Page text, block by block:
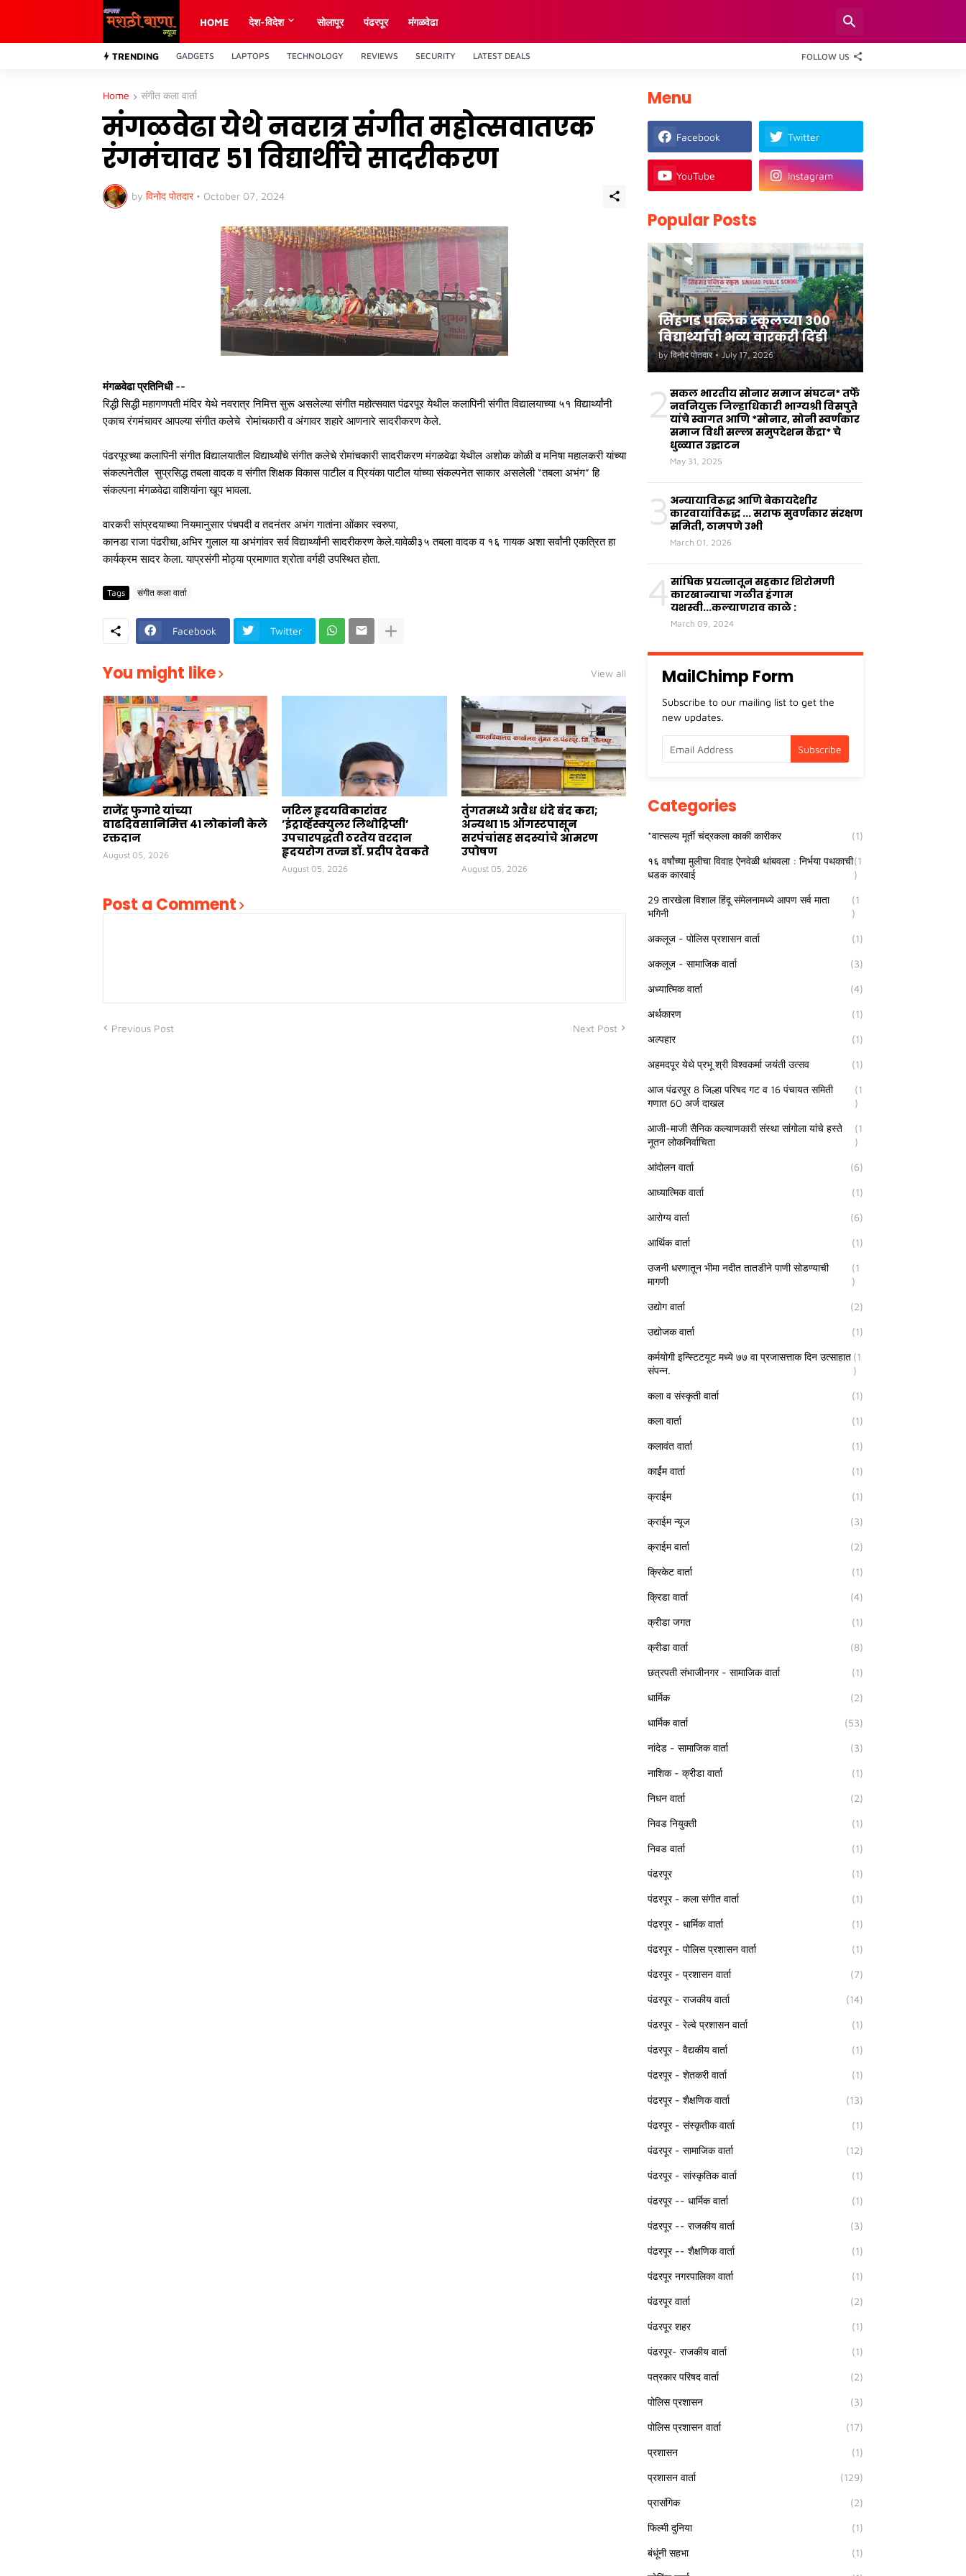
HOME देश-विदेश साेलापूर पंढरपूर मंगळवेढा
TRENDING GADGETS LAPTOPS TECHNOLOGY REVIEWS SECURITY LATEST DEALS FOLLOW US
Home संगीत कला वार्ता
मंगळवेढा येथे नवरात्र संगीत महोत्सवातएक
रंगमंचावर ५१ विद्यार्थीचे सादरीकरण
by विनोद पोतदार • October 07, 2024
मंगळवेढा प्रतिनिधी --
रिद्धी सिद्धी महागणपती मंदिर येथे नवरात्र निमित्त सुरू असलेल्या संगीत महोत्सवात पंढरपूर येथील कलापिनी संगीत विद्यालयाच्या ५१ विद्यार्थ्यांनी
एकाच रंगमंचावर आपल्या संगीत कलेचे रोमांचकारी व अंगावर शहारे आणनारे सादरीकरण केले.
पंढरपूरच्या कलापिनी संगीत विद्यालयातील विद्यार्थ्यांचे संगीत कलेचे रोमांचकारी सादरीकरण मंगळवेढा येथील अशोक कोळी व मनिषा महालकरी यांच्या
संकल्पनेतील सुप्रसिद्ध तबला वादक व संगीत शिक्षक विकास पाटील व प्रियंका पाटील यांच्या संकल्पनेत साकार असलेली “तबला अभंग” हि
संकल्पना मंगळवेढा वाशियांना खूप भावला.
वारकरी सांप्रदयाच्या नियमानुसार पंचपदी व तदनंतर अभंग गातांना ओंकार स्वरुपा,
कानडा राजा पंढरीचा,अभिर गुलाल या अभंगांवर सर्व विद्यार्थ्यांनी सादरीकरण केले.यावेळी३५ तबला वादक व १६ गायक अशा सर्वांनी एकत्रित हा
कार्यक्रम सादर केला. याप्रसंगी मोठ्या प्रमाणात श्रोता वर्गही उपस्थित होता.
Tags संगीत कला वार्ता
Facebook Twitter
You might like View all
राजेंद्र फुगारे यांच्या
वाढदिवसानिमित्त ४१ लोकांनी केले
रक्तदान
August 05, 2026
जटिल हृदयविकारांवर
’इंट्राव्हॅस्क्युलर लिथोट्रिप्सी’
उपचारपद्धती ठरतेय वरदान
हृदयरोग तज्ज्ञ डॉ. प्रदीप देवकते
August 05, 2026
तुंगतमध्ये अवैध धंदे बंद करा;
अन्यथा १५ ऑगस्टपासून
सरपंचांसह सदस्यांचे आमरण
उपोषण
August 05, 2026
Post a Comment
Previous Post Next Post
Menu
Facebook Twitter
YouTube Instagram
Popular Posts
सिंहगड पब्लिक स्कूलच्या ३००
विद्यार्थ्यांची भव्य वारकरी दिंडी
by विनोद पोतदार • July 17, 2026
2 सकल भारतीय सोनार समाज संघटन* तर्फे
नवनियुक्त जिल्हाधिकारी भाग्यश्री विसपुते
यांचे स्वागत आणि *सोनार, सोनी स्वर्णकार
समाज विधी सल्ला समुपदेशन केंद्रा* चे
धुळ्यात उद्घाटन
May 31, 2025
3 अन्यायाविरुद्ध आणि बेकायदेशीर
कारवायांविरुद्ध ... सराफ सुवर्णकार संरक्षण
समिती, ठामपणे उभी
March 01, 2026
4 सांघिक प्रयत्नातून सहकार शिरोमणी
कारखान्याचा गळीत हंगाम
यशस्वी...कल्याणराव काळे :
March 09, 2024
MailChimp Form
Subscribe to our mailing list to get the
new updates.
Categories
*वात्सल्य मूर्ती चंद्रकला काकी कारीकर (1)
१६ वर्षांच्या मुलीचा विवाह ऐनवेळी थांबवला : निर्भया पथकाची
धडक कारवाई
(1
)
29 तारखेला विशाल हिंदू संमेलनामध्ये आपण सर्व माता
भगिनी
(1
)
अकलूज - पोलिस प्रशासन वार्ता (1)
अकलूज - सामाजिक वार्ता (3)
अध्यात्मिक वार्ता (4)
अर्थकारण (1)
अल्पहार (1)
अहमदपूर येथे प्रभू श्री विश्वकर्मा जयंती उत्सव (1)
आज पंढरपूर 8 जिल्हा परिषद गट व 16 पंचायत समिती
गणात 60 अर्ज दाखल
(1
)
आजी-माजी सैनिक कल्याणकारी संस्था सांगोला यांचे हस्ते
नूतन लोकनिर्वाचिता
(1
)
आंदोलन वार्ता (6)
आध्यात्मिक वार्ता (1)
आरोग्य वार्ता (6)
आर्थिक वार्ता (1)
उजनी धरणातून भीमा नदीत तातडीने पाणी सोडण्याची
मागणी
(1
)
उद्योग वार्ता (2)
उद्योजक वार्ता (1)
कर्मयोगी इन्स्टिटयूट मध्ये ७७ वा प्रजासत्ताक दिन उत्साहात
संपन्न.
(1
)
कला व संस्कृती वार्ता (1)
कला वार्ता (1)
कलावंत वार्ता (1)
कार्ईम वार्ता (1)
क्राईम (1)
क्राईम न्यूज (3)
क्राईम वार्ता (2)
क्रिकेट वार्ता (1)
क्रिडा वार्ता (4)
क्रीडा जगत (1)
क्रीडा वार्ता (8)
छत्रपती संभाजीनगर - सामाजिक वार्ता (1)
धार्मिक (2)
धार्मिक वार्ता (53)
नांदेड - सामाजिक वार्ता (3)
नाशिक - क्रीडा वार्ता (1)
निधन वार्ता (2)
निवड नियुक्ती (1)
निवड वार्ता (1)
पंढरपूर (1)
पंढरपूर - कला संगीत वार्ता (1)
पंढरपूर - धार्मिक वार्ता (1)
पंढरपूर - पोलिस प्रशासन वार्ता (1)
पंढरपूर - प्रशासन वार्ता (7)
पंढरपूर - राजकीय वार्ता (14)
पंढरपूर - रेल्वे प्रशासन वार्ता (1)
पंढरपूर - वैद्यकीय वार्ता (1)
पंढरपूर - शेतकरी वार्ता (1)
पंढरपूर - शैक्षणिक वार्ता (13)
पंढरपूर - संस्कृतीक वार्ता (1)
पंढरपूर - सामाजिक वार्ता (12)
पंढरपूर - सांस्कृतिक वार्ता (1)
पंढरपूर -- धार्मिक वार्ता (1)
पंढरपूर -- राजकीय वार्ता (3)
पंढरपूर -- शैक्षणिक वार्ता (1)
पंढरपूर नगरपालिका वार्ता (1)
पंढरपूर वार्ता (2)
पंढरपूर शहर (1)
पंढरपूर- राजकीय वार्ता (1)
पत्रकार परिषद वार्ता (2)
पोलिस प्रशासन (3)
पोलिस प्रशासन वार्ता (17)
प्रशासन (1)
प्रशासन वार्ता (129)
प्रासंगिक (2)
फिल्मी दुनिया (1)
बंधूंनी सहभा (1)